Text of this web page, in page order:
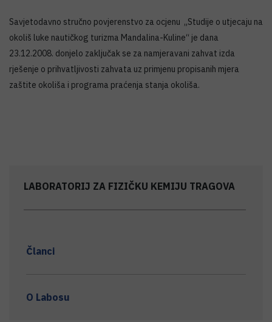
Savjetodavno stručno povjerenstvo za ocjenu „Studije o utjecaju na
okoliš luke nautičkog turizma Mandalina-Kuline“ je dana
23.12.2008. donjelo zaključak se za namjeravani zahvat izda
rješenje o prihvatljivosti zahvata uz primjenu propisanih mjera
zaštite okoliša i programa praćenja stanja okoliša.
LABORATORIJ ZA FIZIČKU KEMIJU TRAGOVA
Članci
O Labosu